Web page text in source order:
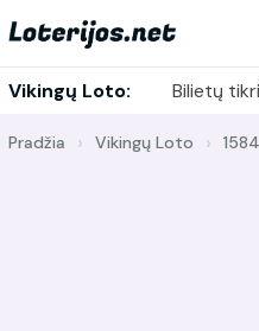
Vikingų Loto: Bilietų
Pradžia Vikingų Loto